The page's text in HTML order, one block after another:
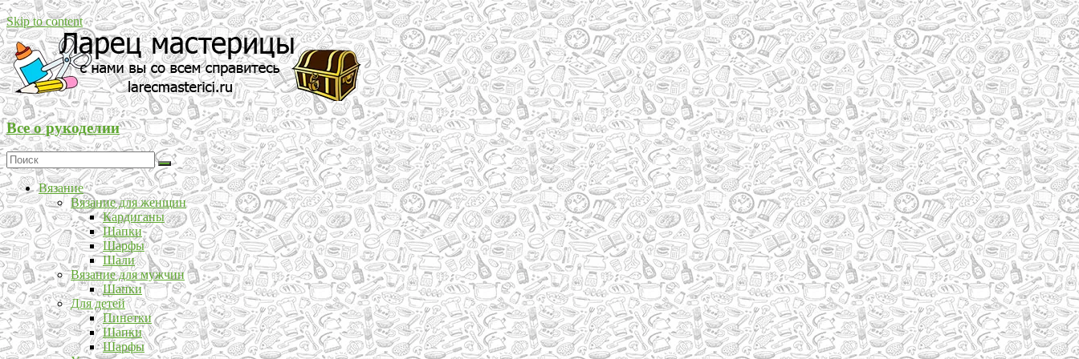
Skip to content
Все о рукоделии
Вязание
Вязание для женщин
Кардиганы
Шапки
Шарфы
Шали
Вязание для мужчин
Шапки
Для детей
Пинетки
Шапки
Шарфы